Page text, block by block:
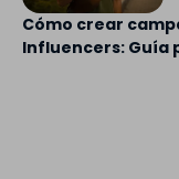
Cómo crear
Influencers: Guía